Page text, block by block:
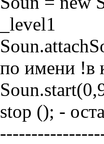
_level1
по имени !в
stop (); -